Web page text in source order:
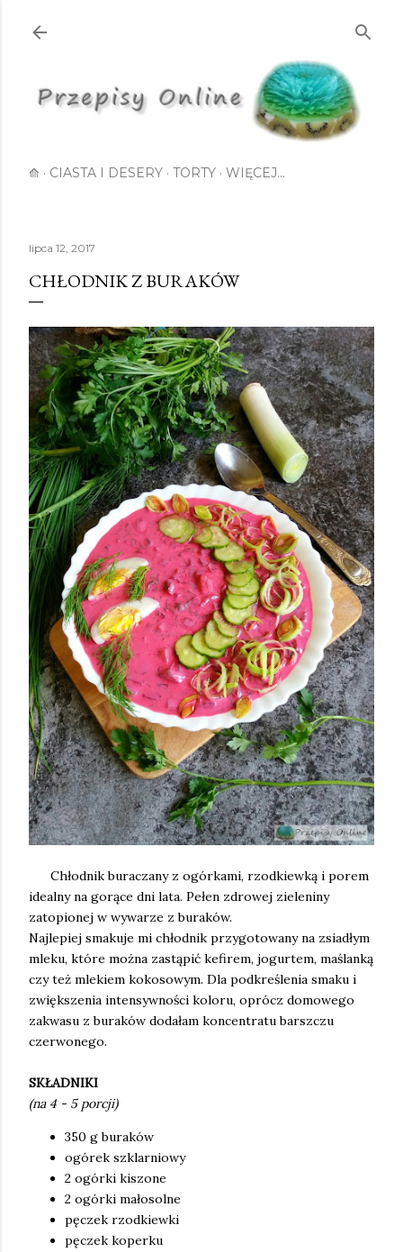
⟰ CIASTA I DESERY TORTY WIĘCEJ…
lipca 12, 2017
CHŁODNIK Z BURAKÓW
Chłodnik buraczany z ogórkami, rzodkiewką i porem
idealny na gorące dni lata. Pełen zdrowej zieleniny
zatopionej w wywarze z buraków.
Najlepiej smakuje mi chłodnik przygotowany na zsiadłym
mleku, które można zastąpić kefirem, jogurtem, maślanką
czy też mlekiem kokosowym. Dla podkreślenia smaku i
zwiększenia intensywności koloru, oprócz domowego
zakwasu z buraków dodałam koncentratu barszczu
czerwonego.
SKŁADNIKI
(na 4 - 5 porcji)
350 g buraków
ogórek szklarniowy
2 ogórki kiszone
2 ogórki małosolne
pęczek rzodkiewki
pęczek koperku